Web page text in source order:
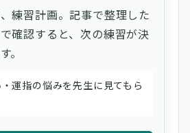
練習計画。記事で整理した
確認すると、次の練習が決
。
運指の悩みを先生に見てもら